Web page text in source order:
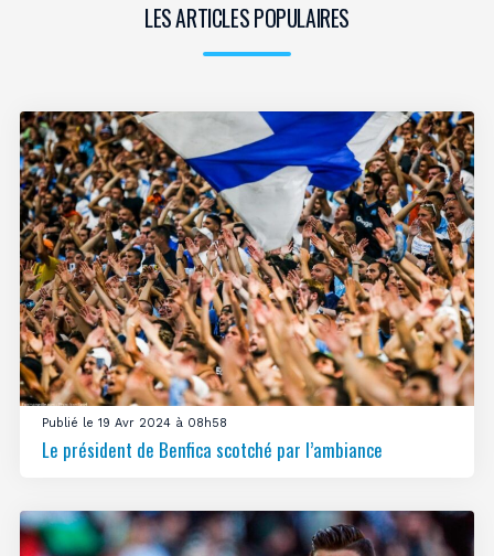
LES ARTICLES POPULAIRES
Publié le 19 Avr 2024 à 08h58
Le président de Benfica scotché par l’ambiance